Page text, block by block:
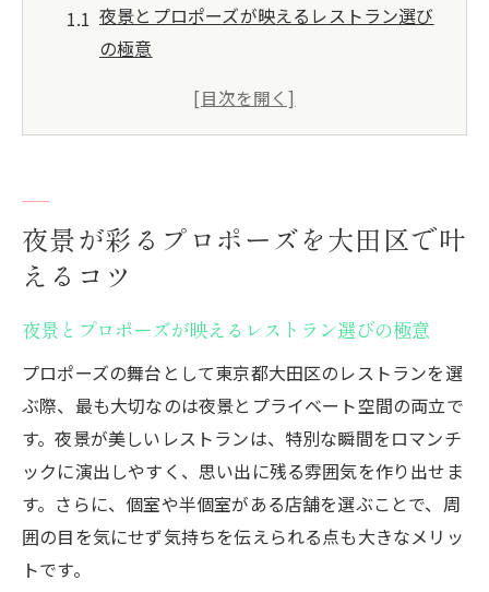
夜景とプロポーズが映えるレストラン選び
の極意
プロポーズに最適な夜景席のポイントと注
大田区で叶える夜景プロポーズの成功体験
談
夜景レストランのプロポーズ費用感と事前
準備
個室を活かした東京都大田区のプロポーズ演出
法
個室でプロポーズする際の雰囲気づくりと
工夫
プロポーズ向き個室レストランの選び方と
予約法
夜景が彩るプロポーズを大田区で叶
えるコツ
夜景とプロポーズが映えるレストラン選びの極意
プロポーズの舞台として東京都大田区のレストランを選
ぶ際、最も大切なのは夜景とプライベート空間の両立で
す。夜景が美しいレストランは、特別な瞬間をロマンチ
ックに演出しやすく、思い出に残る雰囲気を作り出せま
す。さらに、個室や半個室がある店舗を選ぶことで、周
囲の目を気にせず気持ちを伝えられる点も大きなメリッ
トです。